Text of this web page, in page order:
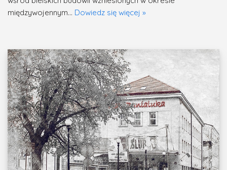
międzywojennym… Dowiedz się więcej »